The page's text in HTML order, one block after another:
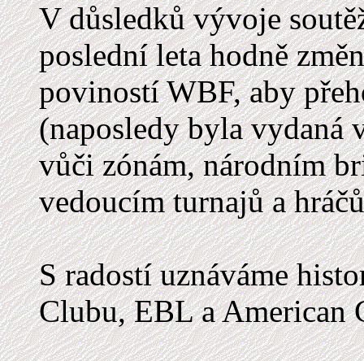
V důsledků vývoje
poslední leta hodně
poviností WBF, aby
(naposledy byla vydaná
vůči zónám, národním
vedoucím turnajů a
S radostí uznáváme
Clubu, EBL a American